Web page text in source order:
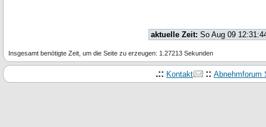
aktuelle Zeit: So Aug 09
Insgesamt benötigte Zeit, um die Seite zu erzeugen: 1.27213 Sekunden
.:: Kontakt :: Abnehmforum